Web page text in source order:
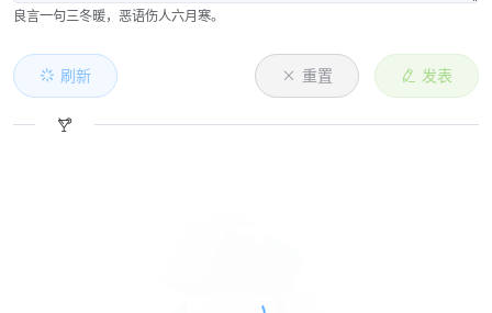
良言一句三冬暖，恶语伤人六月寒。
刷新 重置 发表